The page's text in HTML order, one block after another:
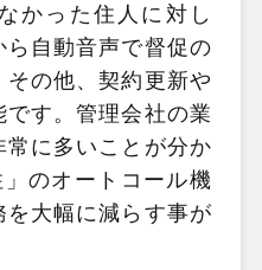
かった住人に対し
自動音声で督促の
の他、契約更新や
す。管理会社の業
に多いことが分か
のオートコール機
大幅に減らす事が